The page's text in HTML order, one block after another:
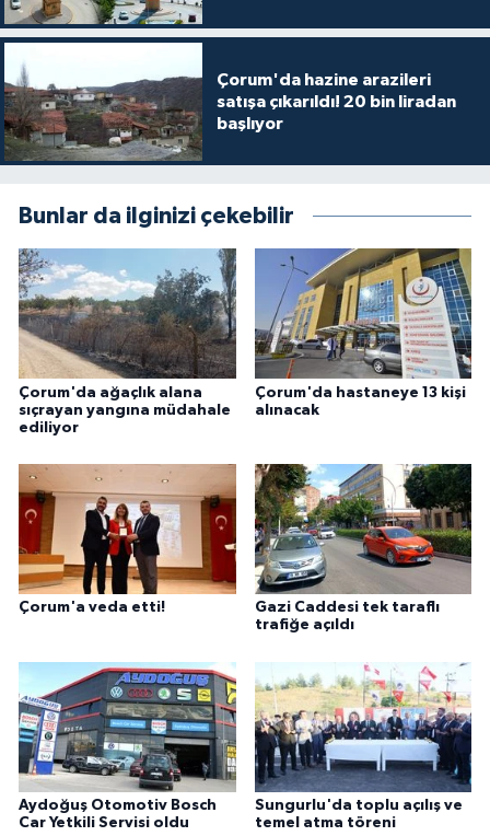
Çorum'da hazine arazileri
satışa çıkarıldı! 20 bin liradan
başlıyor
Bunlar da ilginizi çekebilir
Çorum'da ağaçlık alana
sıçrayan yangına müdahale
ediliyor
Çorum'da hastaneye 13 kişi
alınacak
Çorum'a veda etti!
Gazi Caddesi tek taraflı
trafiğe açıldı
Aydoğuş Otomotiv Bosch
Car Yetkili Servisi oldu
Sungurlu'da toplu açılış ve
temel atma töreni